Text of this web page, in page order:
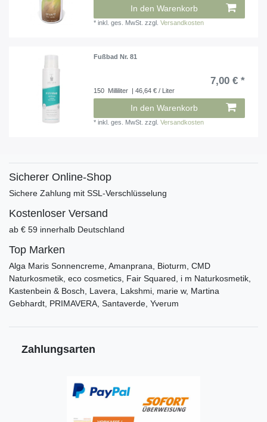
In den Warenkorb
*inkl. ges. MwSt. zzgl.Versandkosten
Fußbad Nr. 81
7,00 € *
150 Milliliter | 46,64 € / Liter
In den Warenkorb
*inkl. ges. MwSt. zzgl.Versandkosten
Sicherer Online-Shop
Sichere Zahlung mit SSL-Verschlüsselung
Kostenloser Versand
ab € 59 innerhalb Deutschland
Top Marken
Alga Maris Sonnencreme, Amanprana, Bioturm, CMD
Naturkosmetik, eco cosmetics, Fair Squared, i m Naturkosmetik,
Kastenbein & Bosch, Lavera, Lakshmi, marie w, Martina
Gebhardt, PRIMAVERA, Santaverde, Yverum
Zahlungsarten